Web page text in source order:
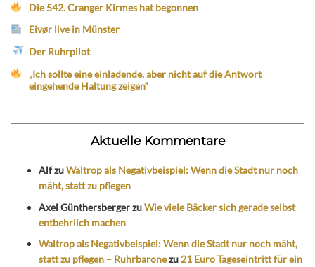
Die 542. Cranger Kirmes hat begonnen
Eivør live in Münster
Der Ruhrpilot
„Ich sollte eine einladende, aber nicht auf die Antwort
eingehende Haltung zeigen“
Aktuelle Kommentare
AlfzuWaltrop als Negativbeispiel: Wenn die Stadt nur noch
mäht, statt zu pflegen
Axel GünthersbergerzuWie viele Bäcker sich gerade selbst
entbehrlich machen
Waltrop als Negativbeispiel: Wenn die Stadt nur noch mäht,
statt zu pflegen – Ruhrbaronezu21 Euro Tageseintritt für ein